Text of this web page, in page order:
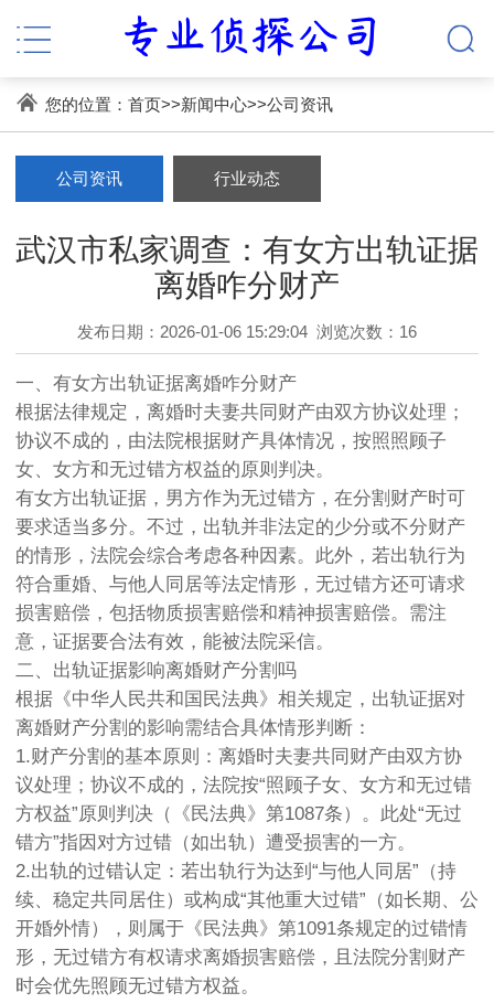
您的位置： 首页>>新闻中心>>公司资讯
公司资讯 行业动态
武汉市私家调查：有女方出轨证据
离婚咋分财产
发布日期：2026-01-06 15:29:04 浏览次数：16
一、有女方出轨证据离婚咋分财产
根据法律规定，离婚时夫妻共同财产由双方协议处理；
协议不成的，由法院根据财产具体情况，按照照顾子
女、女方和无过错方权益的原则判决。
有女方出轨证据，男方作为无过错方，在分割财产时可
要求适当多分。不过，出轨并非法定的少分或不分财产
的情形，法院会综合考虑各种因素。此外，若出轨行为
符合重婚、与他人同居等法定情形，无过错方还可请求
损害赔偿，包括物质损害赔偿和精神损害赔偿。需注
意，证据要合法有效，能被法院采信。
二、出轨证据影响离婚财产分割吗
根据《中华人民共和国民法典》相关规定，出轨证据对
离婚财产分割的影响需结合具体情形判断：
1.财产分割的基本原则：离婚时夫妻共同财产由双方协
议处理；协议不成的，法院按“照顾子女、女方和无过错
方权益”原则判决（《民法典》第1087条）。此处“无过
错方”指因对方过错（如出轨）遭受损害的一方。
2.出轨的过错认定：若出轨行为达到“与他人同居”（持
续、稳定共同居住）或构成“其他重大过错”（如长期、公
开婚外情），则属于《民法典》第1091条规定的过错情
形，无过错方有权请求离婚损害赔偿，且法院分割财产
时会优先照顾无过错方权益。